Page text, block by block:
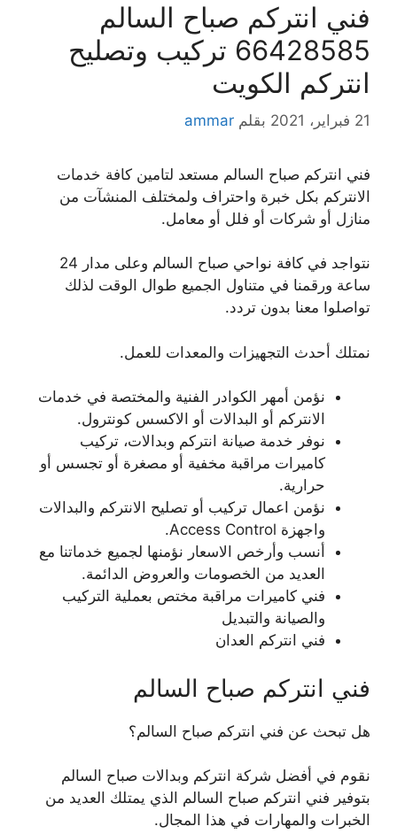
فني انتركم صباح السالم
66428585 تركيب وتصليح
انتركم الكويت
21 فبراير، 2021 بقلم ammar
فني انتركم صباح السالم مستعد لتامين كافة خدمات
الانتركم بكل خبرة واحتراف ولمختلف المنشآت من
منازل أو شركات أو فلل أو معامل.
نتواجد في كافة نواحي صباح السالم وعلى مدار 24
ساعة ورقمنا في متناول الجميع طوال الوقت لذلك
تواصلوا معنا بدون تردد.
نمتلك أحدث التجهيزات والمعدات للعمل.
نؤمن أمهر الكوادر الفنية والمختصة في خدمات
الانتركم أو البدالات أو الاكسس كونترول.
نوفر خدمة صيانة انتركم وبدالات، تركيب
كاميرات مراقبة مخفية أو مصغرة أو تجسس أو
حرارية.
نؤمن اعمال تركيب أو تصليح الانتركم والبدالات
واجهزة Access Control.
أنسب وأرخص الاسعار نؤمنها لجميع خدماتنا مع
العديد من الخصومات والعروض الدائمة.
فني كاميرات مراقبة مختص بعملية التركيب
والصيانة والتبديل
فني انتركم العدان
فني انتركم صباح السالم
هل تبحث عن فني انتركم صباح السالم؟
نقوم في أفضل شركة انتركم وبدالات صباح السالم
بتوفير فني انتركم صباح السالم الذي يمتلك العديد من
الخبرات والمهارات في هذا المجال.